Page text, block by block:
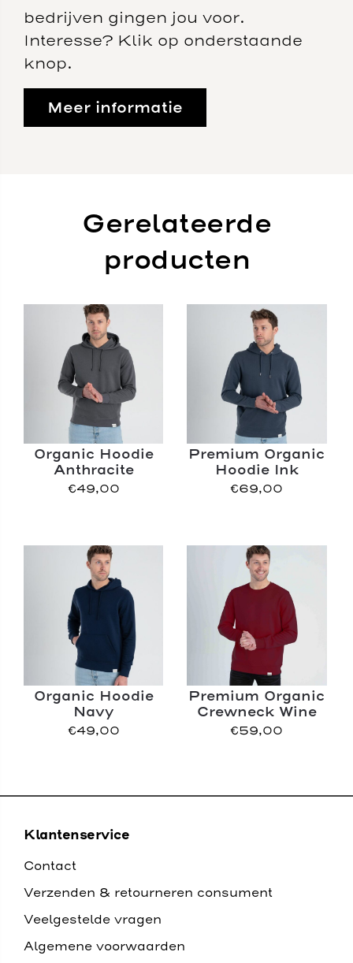
bedrijven gingen jou voor.
Interesse? Klik op onderstaande
knop.
Meer informatie
Gerelateerde
producten
Organic Hoodie
Anthracite
€49,00
Premium Organic
Hoodie Ink
€69,00
Organic Hoodie
Navy
€49,00
Premium Organic
Crewneck Wine
€59,00
Klantenservice
Contact
Verzenden & retourneren consument
Veelgestelde vragen
Algemene voorwaarden